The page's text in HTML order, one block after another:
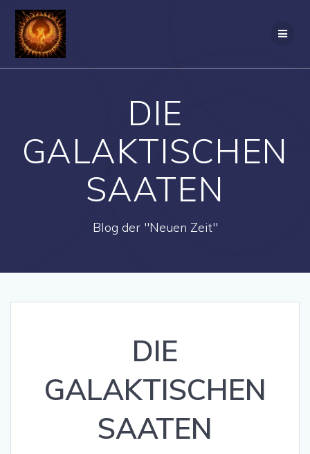
DIE
GALAKTISCHEN
SAATEN
Blog der "Neuen Zeit"
DIE
GALAKTISCHEN
SAATEN